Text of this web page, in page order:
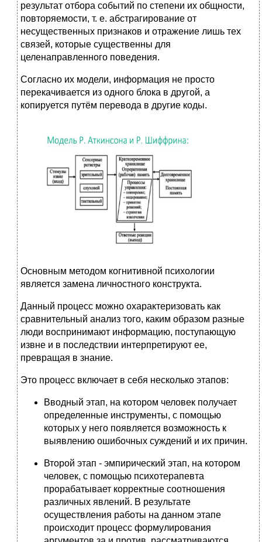
результат отбора событий по степени их общности,
повторяемости, т. е. абстрагирование от
несущественных признаков и отражение лишь тех
связей, которые существенны для
целенаправленного поведения.
Согласно их модели, информация не просто
перекачивается из одного блока в другой, а
копируется путём перевода в другие коды.
Основным методом когнитивной психологии
является замена личностного конструкта.
Данный процесс можно охарактеризовать как
сравнительный анализ того, каким образом разные
люди воспринимают информацию, поступающую
извне и в последствии интерпретируют ее,
превращая в знание.
Это процесс включает в себя несколько этапов:
Вводный этап, на котором человек получает
определенные инструменты, с помощью
которых у него появляется возможность к
выявлению ошибочных суждений и их причин.
Второй этап - эмпирический этап, на котором
человек, с помощью психотерапевта
прорабатывает корректные соотношения
различных явлений. В результате
осуществления работы на данном этапе
происходит процесс формулирования